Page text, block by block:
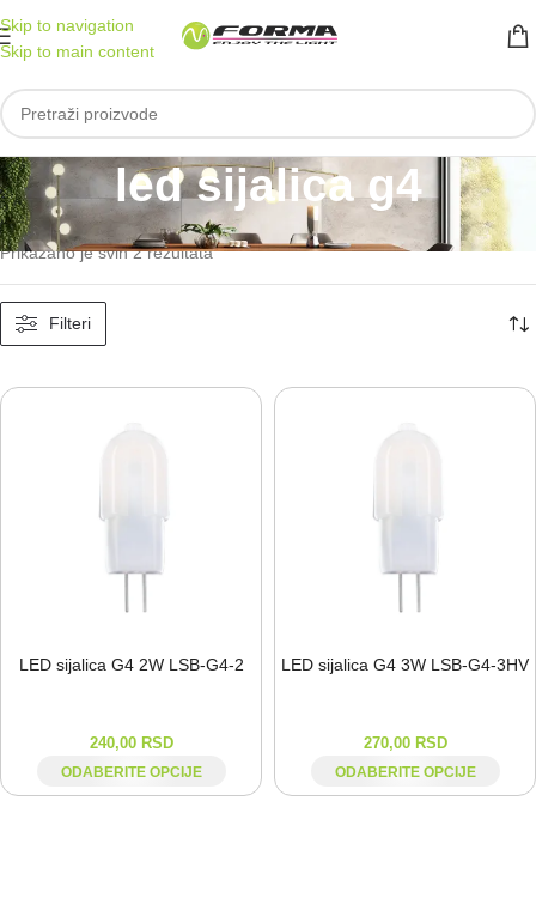
Skip to navigation
Skip to main content
led sijalica g4
Početna/Proizvod označen „led sijalica g4“
Prikazano je svih 2 rezultata
Filteri
LED sijalica G4 2W LSB-⁠G4-⁠2
240,00 RSD
ODABERITE OPCIJE
LED sijalica G4 3W LSB-⁠G4-⁠3HV
270,00 RSD
ODABERITE OPCIJE